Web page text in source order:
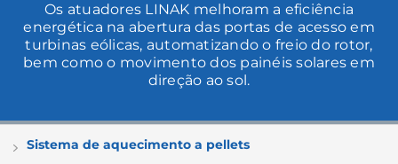
Os atuadores LINAK melhoram a eficiência
energética na abertura das portas de acesso em
turbinas eólicas, automatizando o freio do rotor,
bem como o movimento dos painéis solares em
direção ao sol.
Sistema de aquecimento a pellets